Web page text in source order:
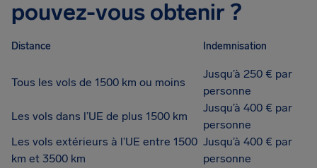
pouvez-vous obtenir ?
Distance Indemnisation
Tous les vols de 1500 km ou moins
Jusqu’à 250 € par
personne
Les vols dans l’UE de plus 1500 km
Jusqu’à 400 € par
personne
Les vols extérieurs à l’UE entre 1500
km et 3500 km
Jusqu’à 400 € par
personne